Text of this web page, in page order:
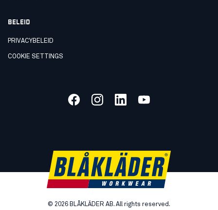
BELEID
PRIVACYBELEID
COOKIE SETTINGS
© 2026 BLÅKLÄDER AB. All rights reserved.